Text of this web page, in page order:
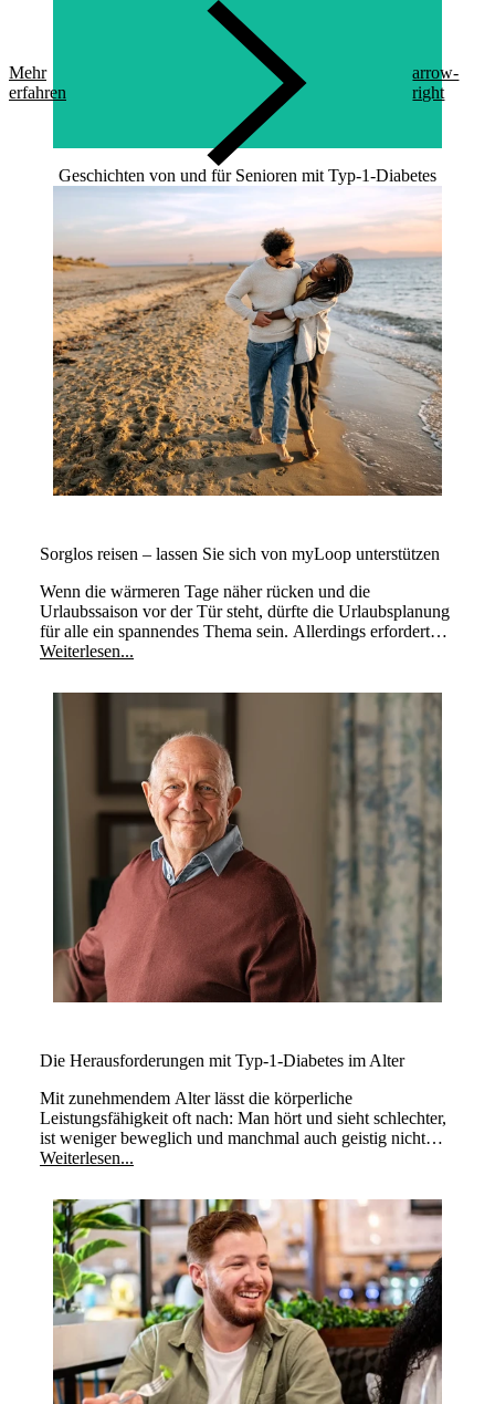
Mehr
erfahren
arrow-
right
Geschichten von und für Senioren mit Typ-1-Diabetes
Sorglos reisen – lassen Sie sich von myLoop unterstützen
Wenn die wärmeren Tage näher rücken und die
Urlaubssaison vor der Tür steht, dürfte die Urlaubsplanung
für alle ein spannendes Thema sein. Allerdings erfordert
Reisen zusätzliche Überlegungen.
Weiterlesen...
Die Herausforderungen mit Typ-1-Diabetes im Alter
Mit zunehmendem Alter lässt die körperliche
Leistungsfähigkeit oft nach: Man hört und sieht schlechter,
ist weniger beweglich und manchmal auch geistig nicht
mehr so leistungsfähig wie früher. Diabetes mindert die im
auch hier gewisse Punkte, die man beachten kann und
sollte.
Weiterlesen...